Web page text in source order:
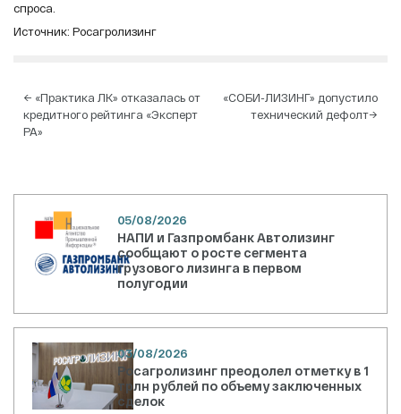
спроса.
Источник: Росагролизинг
Навигация
по
← «Практика ЛК» отказалась от
кредитного рейтинга «Эксперт
РА»
«СОБИ-ЛИЗИНГ» допустило
технический дефолт→
05/08/2026
НАПИ и Газпромбанк Автолизинг
сообщают о росте сегмента
грузового лизинга в первом
полугодии
03/08/2026
Росагролизинг преодолел отметку в 1
трлн рублей по объему заключенных
сделок